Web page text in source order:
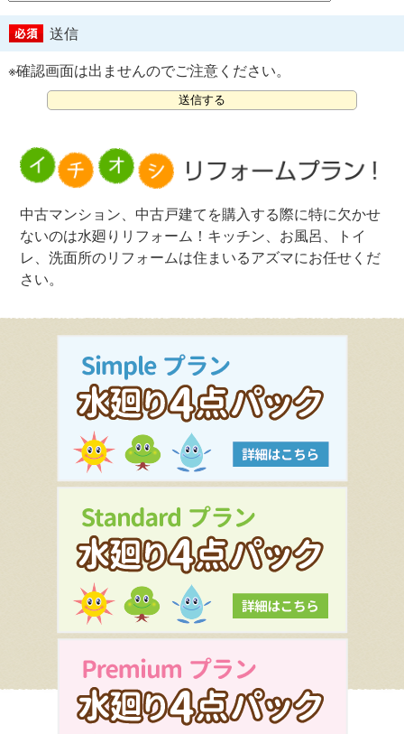
送信
※確認画面は出ませんのでご注意ください。
中古マンション、中古戸建てを購入する際に特に欠かせ
ないのは水廻りリフォーム！キッチン、お風呂、トイ
レ、洗面所のリフォームは住まいるアズマにお任せくだ
さい。